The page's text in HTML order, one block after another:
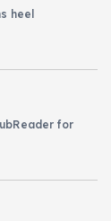
heel
for